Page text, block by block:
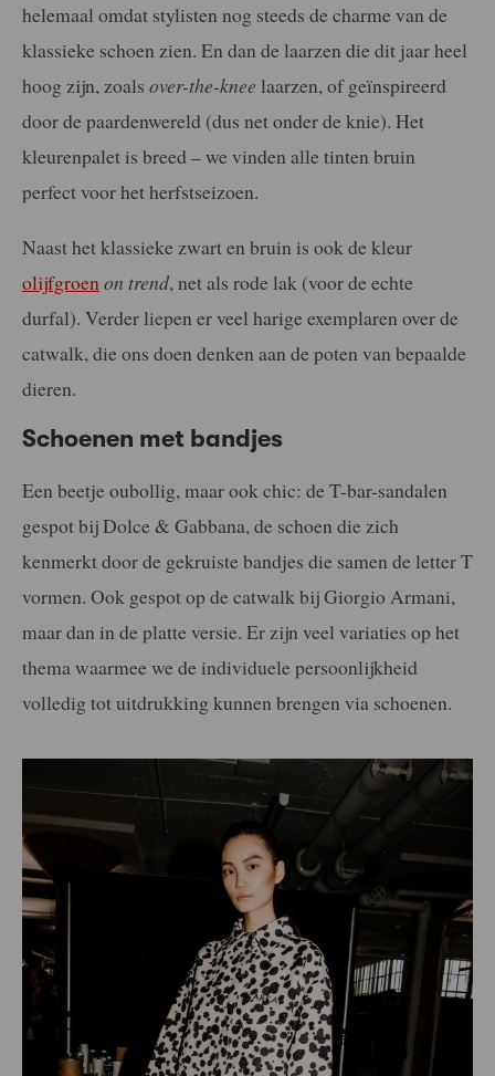
helemaal omdat stylisten nog steeds de charme van de
klassieke schoen zien. En dan de laarzen die dit jaar heel
hoog zijn, zoals over-the-knee laarzen, of geïnspireerd
door de paardenwereld (dus net onder de knie). Het
kleurenpalet is breed – we vinden alle tinten bruin
perfect voor het herfstseizoen.
Naast het klassieke zwart en bruin is ook de kleur
olijfgroen on trend, net als rode lak (voor de echte
durfal). Verder liepen er veel harige exemplaren over de
catwalk, die ons doen denken aan de poten van bepaalde
dieren.
Schoenen met bandjes
Een beetje oubollig, maar ook chic: de T-bar-sandalen
gespot bij Dolce & Gabbana, de schoen die zich
kenmerkt door de gekruiste bandjes die samen de letter T
vormen. Ook gespot op de catwalk bij Giorgio Armani,
maar dan in de platte versie. Er zijn veel variaties op het
thema waarmee we de individuele persoonlijkheid
volledig tot uitdrukking kunnen brengen via schoenen.